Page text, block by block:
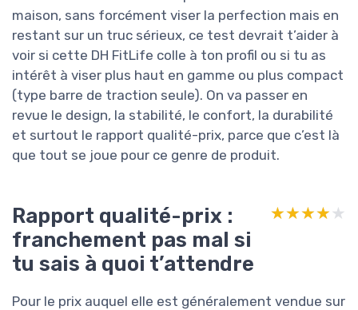
maison, sans forcément viser la perfection mais en
restant sur un truc sérieux, ce test devrait t’aider à
voir si cette DH FitLife colle à ton profil ou si tu as
intérêt à viser plus haut en gamme ou plus compact
(type barre de traction seule). On va passer en
revue le design, la stabilité, le confort, la durabilité
et surtout le rapport qualité-prix, parce que c’est là
que tout se joue pour ce genre de produit.
Rapport qualité-prix :
franchement pas mal si
tu sais à quoi t’attendre
★★★★★
★★★★★
Pour le prix auquel elle est généralement vendue sur